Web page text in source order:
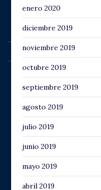
enero 2020
diciembre 2019
noviembre 2019
octubre 2019
septiembre 2019
agosto 2019
julio 2019
junio 2019
mayo 2019
abril 2019